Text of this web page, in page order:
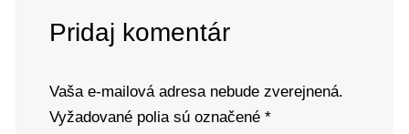
Pridaj komentár
Vaša e-mailová adresa nebude zverejnená.
Vyžadované polia sú označené *